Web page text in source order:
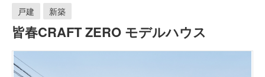
戸建 新築
皆春CRAFT ZERO モデルハウス